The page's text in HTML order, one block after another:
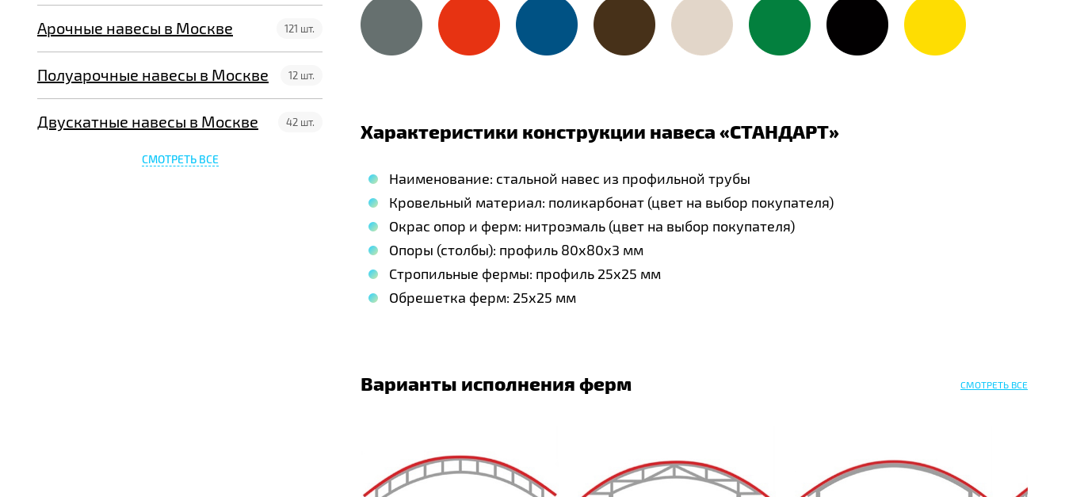
Арочные навесы в Москве 121 шт.
Полуарочные навесы в Москве 12 шт.
Двускатные навесы в Москве 42 шт.
СМОТРЕТЬ ВСЕ
Характеристики конструкции навеса «СТАНДАРТ»
Наименование: стальной навес из профильной трубы
Кровельный материал: поликарбонат (цвет на выбор покупателя)
Окрас опор и ферм: нитроэмаль (цвет на выбор покупателя)
Опоры (столбы): профиль 80х80х3 мм
Стропильные фермы: профиль 25х25 мм
Обрешетка ферм: 25х25 мм
Варианты исполнения ферм СМОТРЕТЬ ВСЕ